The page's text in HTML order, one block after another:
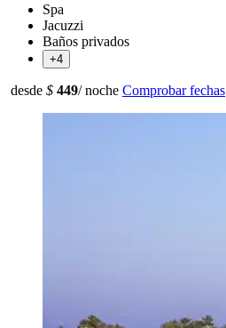
Spa
Jacuzzi
Baños privados
+4
desde $ 449/ noche Comprobar fechas